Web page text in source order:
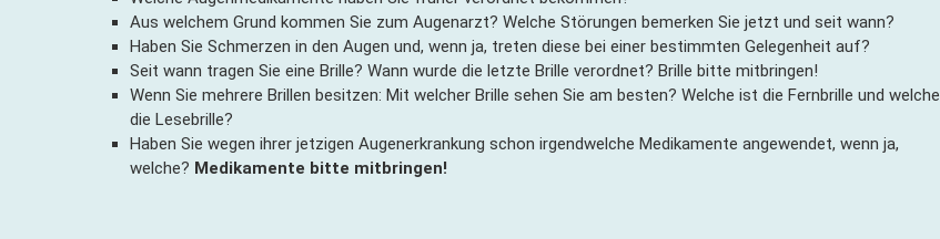
Aus welchem Grund kommen Sie zum Augenarzt? Welche Störungen bemerken Sie jetzt und seit wann?
Haben Sie Schmerzen in den Augen und, wenn ja, treten diese bei einer bestimmten Gelegenheit auf?
Seit wann tragen Sie eine Brille? Wann wurde die letzte Brille verordnet? Brille bitte mitbringen!
Wenn Sie mehrere Brillen besitzen: Mit welcher Brille sehen Sie am besten? Welche ist die Fernbrille und welche
die Lesebrille?
Haben Sie wegen ihrer jetzigen Augenerkrankung schon irgendwelche Medikamente angewendet, wenn ja,
welche? Medikamente bitte mitbringen!